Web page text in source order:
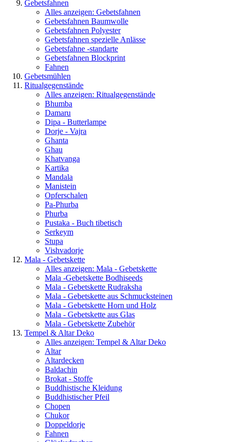
Gebetsfahnen
Alles anzeigen: Gebetsfahnen
Gebetsfahnen Baumwolle
Gebetsfahnen Polyester
Gebetsfahnen spezielle Anlässe
Gebetsfahne -standarte
Gebetsfahnen Blockprint
Fahnen
Gebetsmühlen
Ritualgegenstände
Alles anzeigen: Ritualgegenstände
Bhumba
Damaru
Dipa - Butterlampe
Dorje - Vajra
Ghanta
Ghau
Khatvanga
Kartika
Mandala
Manistein
Opferschalen
Pa-Phurba
Phurba
Pustaka - Buch tibetisch
Serkeym
Stupa
Vishvadorje
Mala - Gebetskette
Alles anzeigen: Mala - Gebetskette
Mala -Gebetskette Bodhiseeds
Mala - Gebetskette Rudraksha
Mala - Gebetskette aus Schmucksteinen
Mala - Gebetskette Horn und Holz
Mala - Gebetskette aus Glas
Mala - Gebetskette Zubehör
Tempel & Altar Deko
Alles anzeigen: Tempel & Altar Deko
Altar
Altardecken
Baldachin
Brokat - Stoffe
Buddhistische Kleidung
Buddhistischer Pfeil
Chopen
Chukor
Doppeldorje
Fahnen